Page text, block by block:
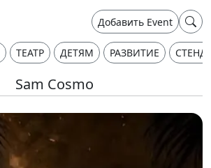
Добавить Event
ТЕАТР ДЕТЯМ РАЗВИТИЕ
Sam Cosmo